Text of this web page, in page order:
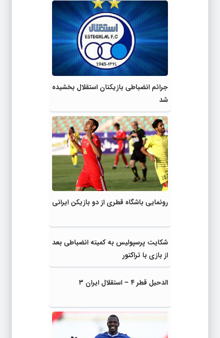
جرائم انضباطی بازیکنان استقلال بخشیده
شد
رونمایی باشگاه قطری از دو بازیکن ایرانی
شکایت پرسپولیس به کمیته انضباطی بعد
از بازی با تراکتور
الدحیل قطر ۴ – استقلال ایران ۳